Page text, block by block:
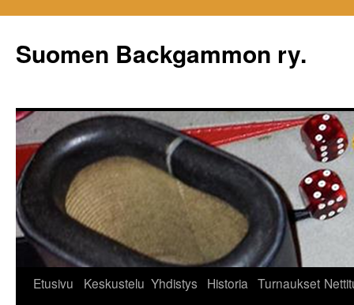
Suomen Backgammon ry.
Etusivu Keskustelu Yhdistys Historia Turnaukset